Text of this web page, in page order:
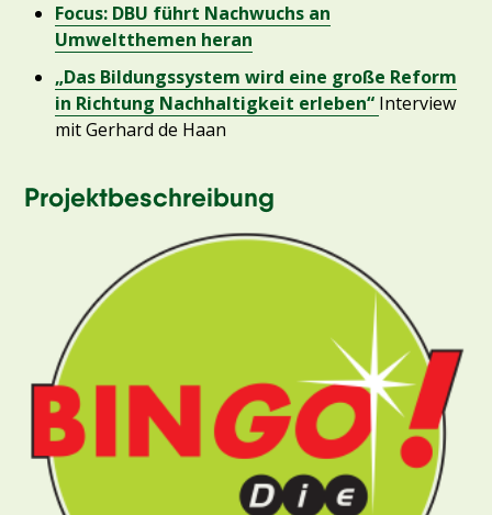
Focus: DBU führt Nachwuchs an
Umweltthemen heran
„Das Bildungssystem wird eine große Reform
in Richtung Nachhaltigkeit erleben“ Interview
mit Gerhard de Haan
Projektbeschreibung